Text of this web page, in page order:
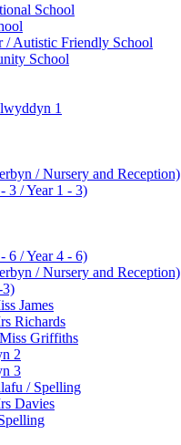
School
Autistic Friendly School
School
1
/ Nursery and Reception)
3 / Year 1 - 3)
6 / Year 4 - 6)
/ Nursery and Reception)
James
Richards
Griffiths
2
3
/ Spelling
Davies